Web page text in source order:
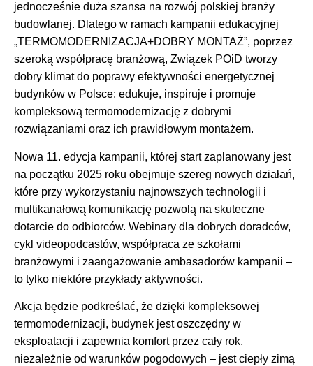
jednocześnie duża szansa na rozwój polskiej branży
budowlanej. Dlatego w ramach kampanii edukacyjnej
„TERMOMODERNIZACJA+DOBRY MONTAŻ”, poprzez
szeroką współpracę branżową, Związek POiD tworzy
dobry klimat do poprawy efektywności energetycznej
budynków w Polsce: edukuje, inspiruje i promuje
kompleksową termomodernizację z dobrymi
rozwiązaniami oraz ich prawidłowym montażem.
Nowa 11. edycja kampanii, której start zaplanowany jest
na początku 2025 roku obejmuje szereg nowych działań,
które przy wykorzystaniu najnowszych technologii i
multikanałową komunikację pozwolą na skuteczne
dotarcie do odbiorców. Webinary dla dobrych doradców,
cykl videopodcastów, współpraca ze szkołami
branżowymi i zaangażowanie ambasadorów kampanii –
to tylko niektóre przykłady aktywności.
Akcja będzie podkreślać, że dzięki kompleksowej
termomodernizacji, budynek jest oszczędny w
eksploatacji i zapewnia komfort przez cały rok,
niezależnie od warunków pogodowych – jest ciepły zimą